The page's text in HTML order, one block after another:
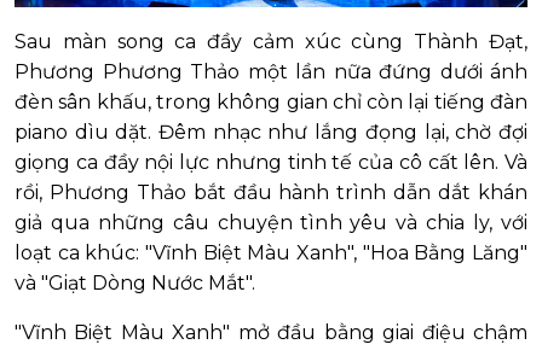
Sau màn song ca đầy cảm xúc cùng Thành Đạt,
Phương Phương Thảo một lần nữa đứng dưới ánh
đèn sân khấu, trong không gian chỉ còn lại tiếng đàn
piano dìu dặt. Đêm nhạc như lắng đọng lại, chờ đợi
giọng ca đầy nội lực nhưng tinh tế của cô cất lên. Và
rồi, Phương Thảo bắt đầu hành trình dẫn dắt khán
giả qua những câu chuyện tình yêu và chia ly, với
loạt ca khúc: "Vĩnh Biệt Màu Xanh", "Hoa Bằng Lăng"
và "Giạt Dòng Nước Mắt".
"Vĩnh Biệt Màu Xanh" mở đầu bằng giai điệu chậm